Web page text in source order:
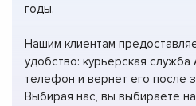
годы.
Нашим клиентам
удобство: курьерская служба
телефон и вернет его после
Выбирая нас, вы выбираете